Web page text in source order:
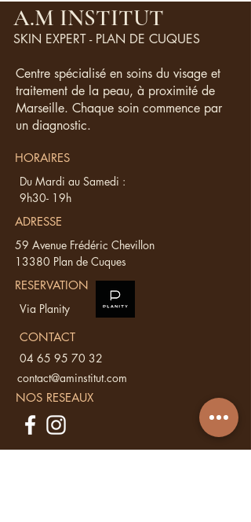
Appliquer matin et soir
Convient à tout type de peau
50 ml
A.M INSTITUT
SKIN EXPERT - PLAN DE CUQUES
Centre spécialisé en soins du visage et
traitement de la peau, à proximité de
Marseille. Chaque soin commence par
un diagnostic.
HORAIRES
Du Mardi au Samedi :
9h30- 19h
ADRESSE
59 Avenue Frédéric Chevillon
13380 Plan de Cuques
RESERVATION
Via Planity
CONTACT
04 65 95 70 32
contact@aminstitut.com
NOS RESEAUX